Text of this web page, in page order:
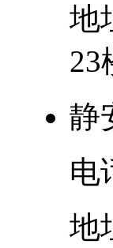
地
23
静
电
地